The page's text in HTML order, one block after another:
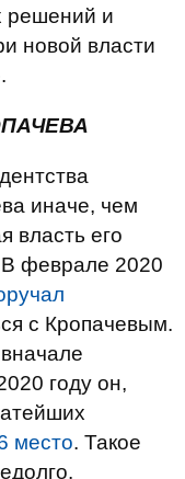
решений и
новой власти
иначе, чем
власть его
феврале 2020
с Кропачевым.
году он,
место. Такое